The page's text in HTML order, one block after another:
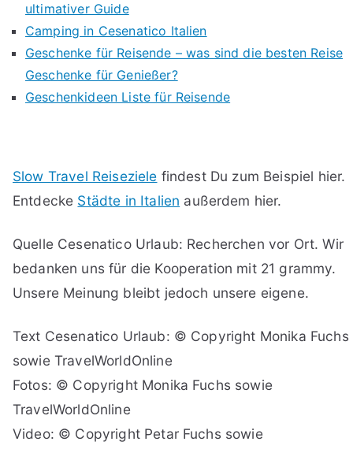
ultimativer Guide
Camping in Cesenatico Italien
Geschenke für Reisende – was sind die besten Reise
Geschenke für Genießer?
Geschenkideen Liste für Reisende
Slow Travel Reiseziele findest Du zum Beispiel hier.
Entdecke Städte in Italien außerdem hier.
Quelle Cesenatico Urlaub: Recherchen vor Ort. Wir
bedanken uns für die Kooperation mit 21 grammy.
Unsere Meinung bleibt jedoch unsere eigene.
Text Cesenatico Urlaub: © Copyright Monika Fuchs
sowie TravelWorldOnline
Fotos: © Copyright Monika Fuchs sowie
TravelWorldOnline
Video: © Copyright Petar Fuchs sowie